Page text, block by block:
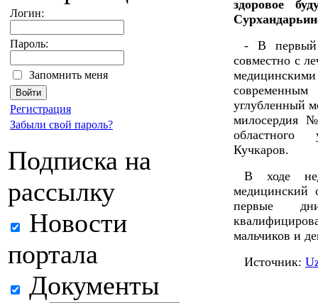
Логин:
Пароль:
Запомнить меня
Регистрация
Забыли свой пароль?
Подписка на
рассылку
Новости
портала
Документы
здоровое
- В первый
совместно с
современным
углубленный
милосердия
областного
Кучкаров.
В ходе
медицинский
первые
мальчиков и
Источник: